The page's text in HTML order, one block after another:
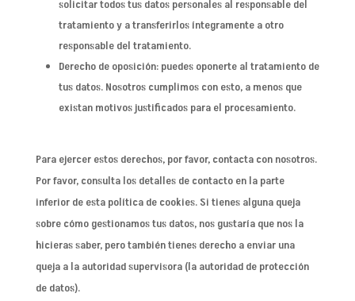
solicitar todos tus datos personales al responsable del
tratamiento y a transferirlos íntegramente a otro
responsable del tratamiento.
Derecho de oposición: puedes oponerte al tratamiento de
tus datos. Nosotros cumplimos con esto, a menos que
existan motivos justificados para el procesamiento.
Para ejercer estos derechos, por favor, contacta con nosotros.
Por favor, consulta los detalles de contacto en la parte
inferior de esta política de cookies. Si tienes alguna queja
sobre cómo gestionamos tus datos, nos gustaría que nos la
hicieras saber, pero también tienes derecho a enviar una
queja a la autoridad supervisora (la autoridad de protección
de datos).